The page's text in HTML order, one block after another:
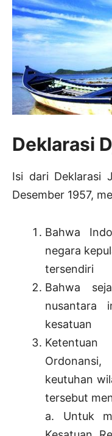
Deklarasi
Isi dari Deklarasi
Desember 1957,
Bahwa
negara
tersendiri
Bahwa
nusantara
kesatuan
keutuhan
tersebut
a. Untuk